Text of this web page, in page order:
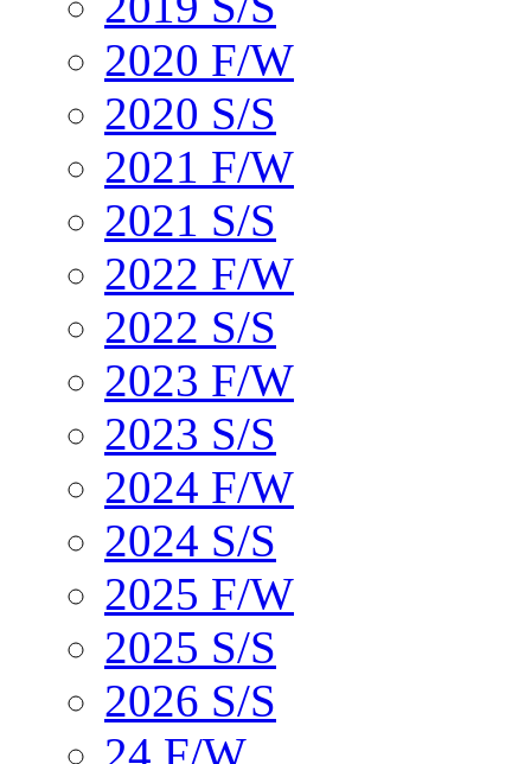
2020 F/W
2020 S/S
2021 F/W
2021 S/S
2022 F/W
2022 S/S
2023 F/W
2023 S/S
2024 F/W
2024 S/S
2025 F/W
2025 S/S
2026 S/S
24 F/W